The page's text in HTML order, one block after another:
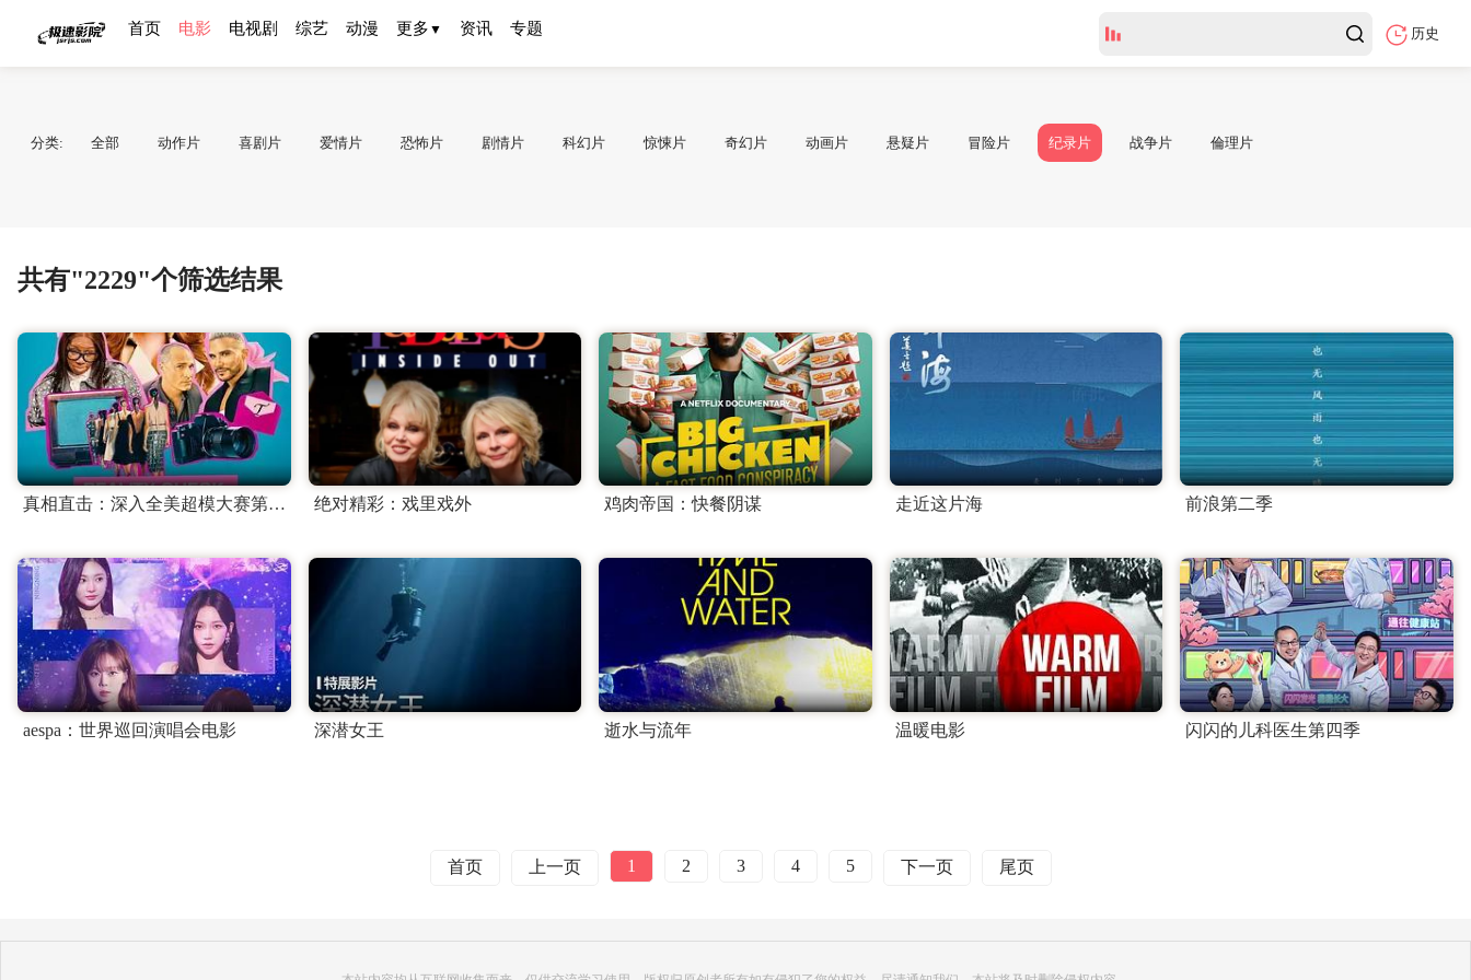
首页 电影 电视剧 综艺 动漫 更多 ▼ 资讯 专题 历史
分类: 全部 动作片 喜剧片 爱情片 恐怖片 剧情片 科幻片 惊悚片 奇幻片 动画片 悬疑片 冒险片 纪录片 战争片 倫理片
共有"2229"个筛选结果
真相直击：深入全美超模大赛第一季 绝对精彩：戏里戏外 鸡肉帝国：快餐阴谋 走近这片海 前浪第二季
aespa：世界巡回演唱会电影 深潜女王 逝水与流年 温暖电影 闪闪的儿科医生第四季
首页 上一页 1 2 3 4 5 下一页 尾页